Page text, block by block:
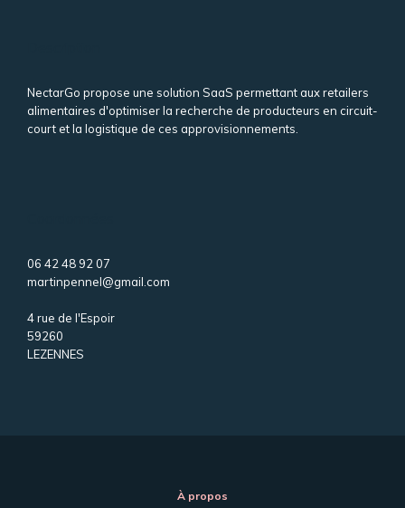
NectarGo propose une solution SaaS permettant aux retailers
alimentaires d'optimiser la recherche de producteurs en circuit-
court et la logistique de ces approvisionnements.
06 42 48 92 07
martinpennel@gmail.com
4 rue de l'Espoir
59260
LEZENNES
À propos